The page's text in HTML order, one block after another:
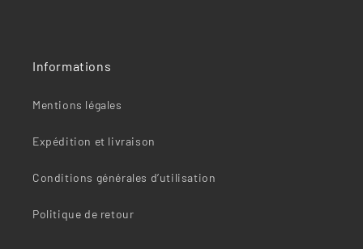
Informations
Mentions légales
Expédition et livraison
Conditions générales d’utilisation
Politique de retour